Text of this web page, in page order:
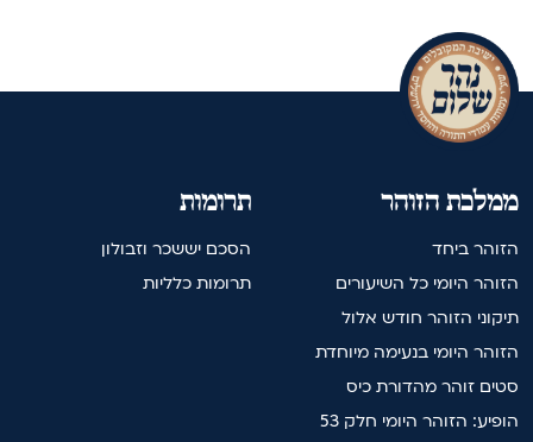
תרומות
הסכם יששכר וזבולון
תרומות כלליות
ממלכת הזוהר
הזוהר ביחד
הזוהר היומי כל השיעורים
תיקוני הזוהר חודש אלול
הזוהר היומי בנעימה מיוחדת
סטים זוהר מהדורת כיס
הופיע: הזוהר היומי חלק 53